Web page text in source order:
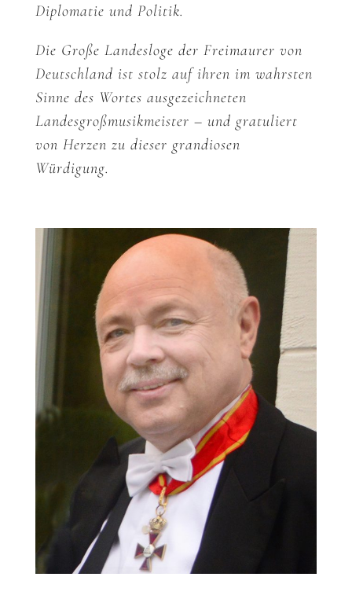
Diplomatie und Politik.
Die Große Landesloge der Freimaurer von
Deutschland ist stolz auf ihren im wahrsten
Sinne des Wortes ausgezeichneten
Landesgroßmusikmeister – und gratuliert
von Herzen zu dieser grandiosen
Würdigung.